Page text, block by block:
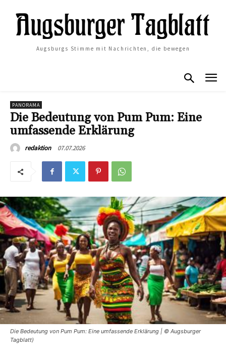
Augsburgs Stimme mit Nachrichten, die bewegen
PANORAMA
Die Bedeutung von Pum Pum: Eine
umfassende Erklärung
redaktion 07.07.2026
Die Bedeutung von Pum Pum: Eine umfassende Erklärung | © Augsburger
Tagblatt)